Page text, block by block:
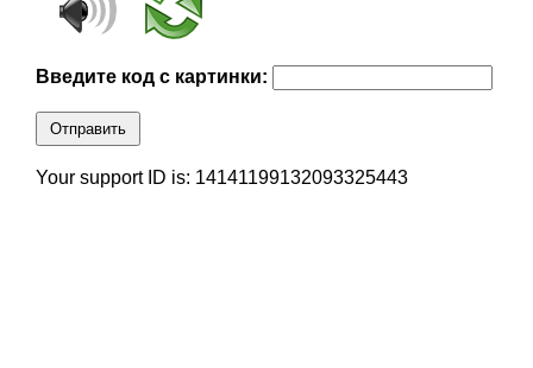
Введите код с картинки:
Отправить
Your support ID is: 14141199132093325443